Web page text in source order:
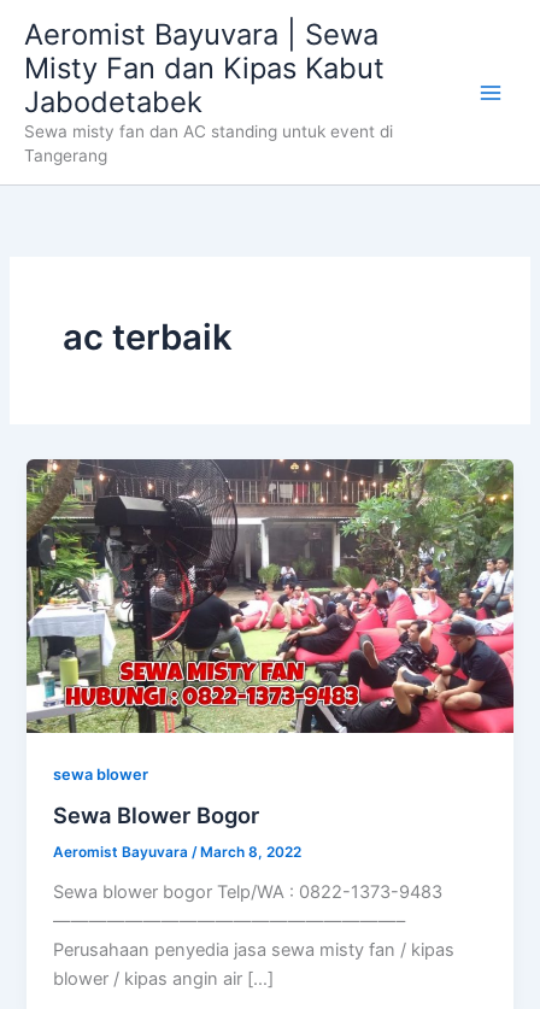
content
Aeromist Bayuvara | Sewa
Misty Fan dan Kipas Kabut
Jabodetabek
Sewa misty fan dan AC standing untuk event di
Tangerang
ac terbaik
sewa blower
Sewa Blower Bogor
Aeromist Bayuvara/ March 8, 2022
Sewa blower bogor Telp/WA : 0822-1373-9483
———————————————————–
Perusahaan penyedia jasa sewa misty fan / kipas
blower / kipas angin air […]